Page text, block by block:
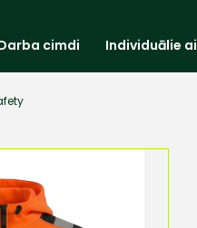
cimdi Individuālie